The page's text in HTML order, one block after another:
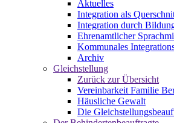
Aktuelles
Integration als
Integration durch
Ehrenamtlicher
Kommunales
Archiv
Gleichstellung
Zurück zur Übersicht
Vereinbarkeit Familie
Häusliche Gewalt
Die